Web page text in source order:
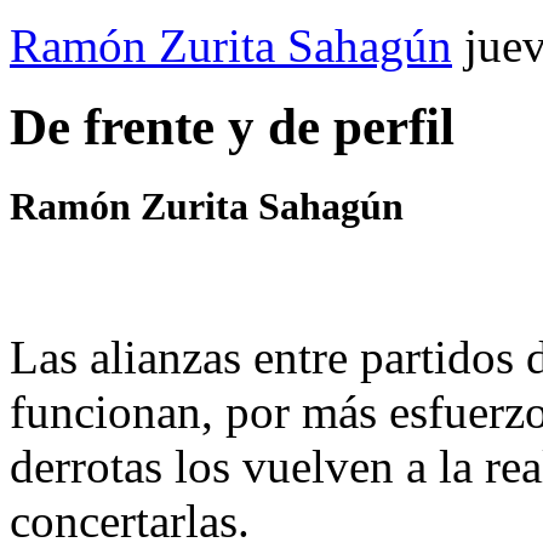
Ramón Zurita Sahagún
De frente y de perfil
Ramón Zurita Sahagún
Las alianzas entre
funcionan, por más
derrotas los vuelven a la
concertarlas.